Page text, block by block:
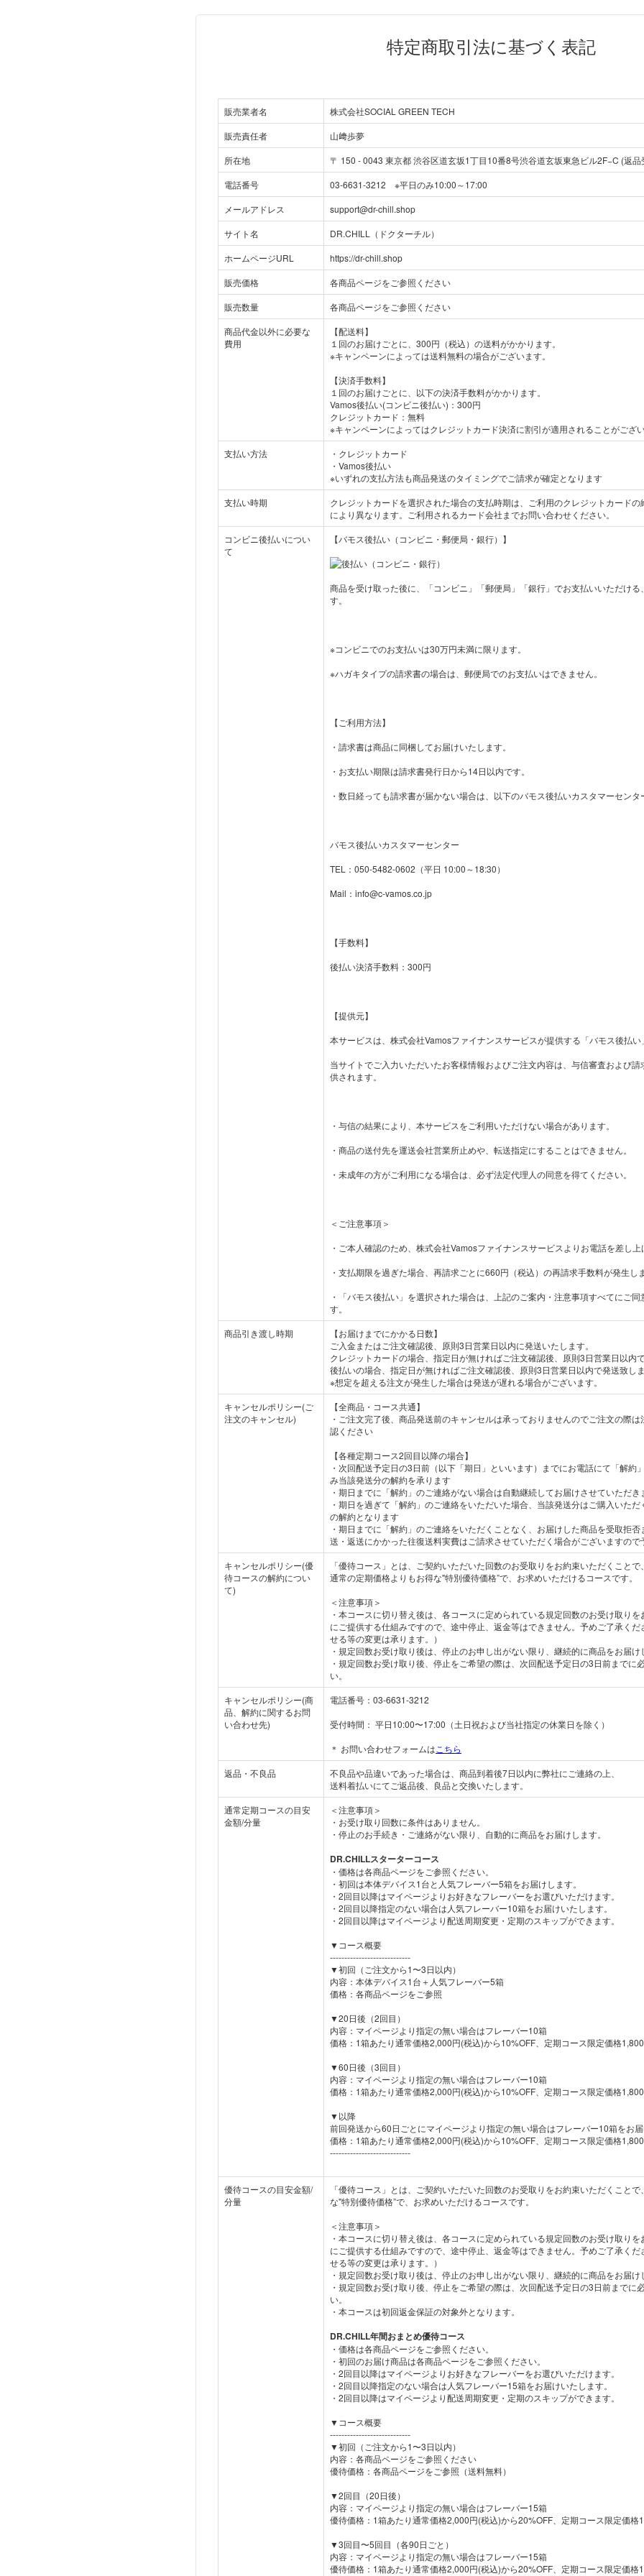
特定商取引法に基づく表記
販売業者名
株式会社SOCIAL GREEN TECH
販売責任者
山﨑歩夢
所在地
〒 150 -0043 東京都 渋谷区道玄坂1丁目10番8号渋谷道玄坂東急ビル2F−C (返品
電話番号
03-6631-3212 ※平日のみ10:00～17:00
メールアドレス
support@dr-chill.shop
サイト名
DR.CHILL（ドクターチル）
ホームページURL
https://dr-chill.shop
販売価格
各商品ページをご参照ください
販売数量
各商品ページをご参照ください
商品代金以外に必要な
費用
【配送料】
１回のお届けごとに、300円（税込）の送料がかかります。
※キャンペーンによっては送料無料の場合がございます。
【決済手数料】
１回のお届けごとに、以下の決済手数料がかかります。
Vamos後払い(コンビニ後払い)：300円
クレジットカード：無料
※キャンペーンによってはクレジットカード決済に割引が適用されることがござい
支払い方法
・クレジットカード
・Vamos後払い
※いずれの支払方法も商品発送のタイミングでご請求が確定となります
支払い時期
クレジットカードを選択された場合の支払時期は、ご利用のクレジットカード
により異なります。ご利用されるカード会社までお問い合わせください。
コンビニ後払いについ
て
【バモス後払い（コンビニ・郵便局・銀行）】
商品を受け取った後に、「コンビニ」「郵便局」「銀行」でお支払いいただけ
す。
※コンビニでのお支払いは30万円未満に限ります。
※ハガキタイプの請求書の場合は、郵便局でのお支払いはできません。
【ご利用方法】
・請求書は商品に同梱してお届けいたします。
・お支払い期限は請求書発行日から14日以内です。
・数日経っても請求書が届かない場合は、以下のバモス後払いカスタマーセンタ
バモス後払いカスタマーセンター
TEL：050-5482-0602（平日 10:00～18:30）
Mail：info@c-vamos.co.jp
【手数料】
後払い決済手数料：300円
【提供元】
本サービスは、株式会社Vamosファイナンスサービスが提供する「バモス後払い
当サイトでご入力いただいたお客様情報およびご注文内容は、与信審査および
供されます。
・与信の結果により、本サービスをご利用いただけない場合があります。
・商品の送付先を運送会社営業所止めや、転送指定にすることはできません。
・未成年の方がご利用になる場合は、必ず法定代理人の同意を得てください。
＜ご注意事項＞
・ご本人確認のため、株式会社Vamosファイナンスサービスよりお電話を差し上
・支払期限を過ぎた場合、再請求ごとに660円（税込）の再請求手数料が発生しま
・「バモス後払い」を選択された場合は、上記のご案内・注意事項すべてにご
す。
商品引き渡し時期
【お届けまでにかかる日数】
ご入金またはご注文確認後、原則3日営業日以内に発送いたします。
クレジットカードの場合、指定日が無ければご注文確認後、原則3日営業日以内で
後払いの場合、指定日が無ければご注文確認後、原則3日営業日以内で発送致しま
※想定を超える注文が発生した場合は発送が遅れる場合がございます。
キャンセルポリシー(ご
注文のキャンセル)
【全商品・コース共通】
・ご注文完了後、商品発送前のキャンセルは承っておりませんのでご注文の際
認ください
【各種定期コース2回目以降の場合】
・次回配送予定日の3日前（以下「期日」といいます）までにお電話にて「解約
み当該発送分の解約を承ります
・期日までに「解約」のご連絡がない場合は自動継続してお届けさせていただき
・期日を過ぎて「解約」のご連絡をいただいた場合、当該発送分はご購入いた
の解約となります
・期日までに「解約」のご連絡をいただくことなく、お届けした商品を受取拒
送・返送にかかった往復送料実費はご請求させていただく場合がございますの
キャンセルポリシー(優
待コースの解約につい
て)
「優待コース」とは、ご契約いただいた回数のお受取りをお約束いただくことで、
通常の定期価格よりもお得な"特別優待価格”で、お求めいただけるコースです。
＜注意事項＞
・本コースに切り替え後は、各コースに定められている規定回数のお受け取り
にご提供する仕組みですので、途中停止、返金等はできません。予めご了承く
せる等の変更は承ります。）
・規定回数お受け取り後は、停止のお申し出がない限り、継続的に商品をお届け
・規定回数お受け取り後、停止をご希望の際は、次回配送予定日の3日前までに
い。
キャンセルポリシー(商
品、解約に関するお問
い合わせ先)
電話番号：03-6631-3212
受付時間： 平日10:00〜17:00（土日祝および当社指定の休業日を除く）
＊ お問い合わせフォームは こちら
返品・不良品
不良品や品違いであった場合は、商品到着後7日以内に弊社にご連絡の上、
送料着払いにてご返品後、良品と交換いたします。
通常定期コースの目安
金額/分量
＜注意事項＞
・お受け取り回数に条件はありません。
・停止のお手続き・ご連絡がない限り、自動的に商品をお届けします。
DR.CHILLスターターコース
・価格は各商品ページをご参照ください。
・初回は本体デバイス1台と人気フレーバー5箱をお届けします。
・2回目以降はマイページよりお好きなフレーバーをお選びいただけます。
・2回目以降指定のない場合は人気フレーバー10箱をお届けいたします。
・2回目以降はマイページより配送周期変更・定期のスキップができます。
▼コース概要
----------------------------
▼初回（ご注文から1〜3日以内）
内容：本体デバイス1台＋人気フレーバー5箱
価格：各商品ページをご参照
▼20日後（2回目）
内容：マイページより指定の無い場合はフレーバー10箱
価格：1箱あたり通常価格2,000円(税込)から10%OFF、定期コース限定価格
▼60日後（3回目）
内容：マイページより指定の無い場合はフレーバー10箱
価格：1箱あたり通常価格2,000円(税込)から10%OFF、定期コース限定価格
▼以降
前回発送から60日ごとにマイページより指定の無い場合はフレーバー10箱をお
価格：1箱あたり通常価格2,000円(税込)から10%OFF、定期コース限定価格
----------------------------
優待コースの目安金額/
分量
「優待コース」とは、ご契約いただいた回数のお受取りをお約束いただくこと
な"特別優待価格”で、お求めいただけるコースです。
＜注意事項＞
・本コースに切り替え後は、各コースに定められている規定回数のお受け取り
にご提供する仕組みですので、途中停止、返金等はできません。予めご了承く
せる等の変更は承ります。）
・規定回数お受け取り後は、停止のお申し出がない限り、継続的に商品をお届け
・規定回数お受け取り後、停止をご希望の際は、次回配送予定日の3日前までに
い。
・本コースは初回返金保証の対象外となります。
DR.CHILL年間おまとめ優待コース
・価格は各商品ページをご参照ください。
・初回のお届け商品は各商品ページをご参照ください。
・2回目以降はマイページよりお好きなフレーバーをお選びいただけます。
・2回目以降指定のない場合は人気フレーバー15箱をお届けいたします。
・2回目以降はマイページより配送周期変更・定期のスキップができます。
▼コース概要
----------------------------
▼初回（ご注文から1〜3日以内）
内容：各商品ページをご参照ください
優待価格：各商品ページをご参照（送料無料）
▼2回目（20日後）
内容：マイページより指定の無い場合はフレーバー15箱
優待価格：1箱あたり通常価格2,000円(税込)から20%OFF、定期コース限定価格
▼3回目〜5回目（各90日ごと）
内容：マイページより指定の無い場合はフレーバー15箱
優待価格：1箱あたり通常価格2,000円(税込)から20%OFF、定期コース限定価格